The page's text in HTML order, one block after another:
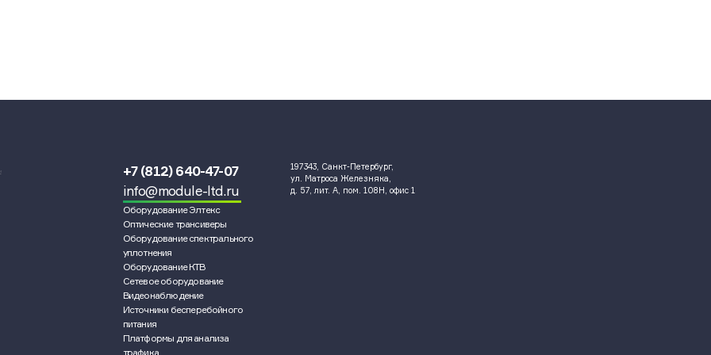
+7 (812) 640-47-07
info@module-ltd.ru
Оборудование Элтекс
Оптические трансиверы
Оборудование спектрального
уплотнения
Оборудование КТВ
Сетевое оборудование
Видеонаблюдение
Источники бесперебойного
питания
Платформы для анализа
трафика
197343, Санкт-Петербург,
ул. Матроса Железняка,
д. 57, лит. А, пом. 108Н, офис 1